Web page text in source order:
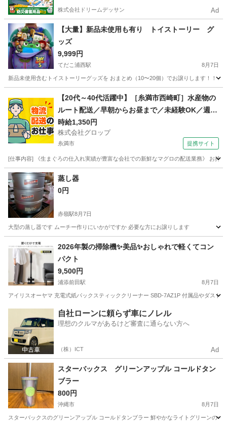
株式会社ドリームデッサン Ad
【大量】新品未使用も有り トイストーリー グ
ッズ
9,999円
てだこ浦西駅 8月7日
新品未使用含むトイストーリーグッズを おまとめ（10〜20個）でお譲りします！！
てだこ浦西駅 その他
【20代～40代活躍中】［糸満市西崎町］水産物の
ルート配送／早朝からお昼まで／未経験OK／週休
2日／時給1,350円＋ガソリン代／正社員登用前提
時給1,350円
株式会社グロップ
糸満市 提携サイト
[仕事内容] 《生まぐろの仕入れ実績が豊富な会社での新鮮なマグロの配送業務》 お持
沖縄 糸満市 ドライバー
蒸し器
0円
赤嶺駅8月7日
大型の蒸し器です ムーチー作りにいかがですか 必要な方にお譲りします
沖縄 糸満市 赤嶺駅 調理器具
2026年製の掃除機✨美品✨おしゃれで軽くてコン
パクト
9,500円
浦添前田駅 8月7日
アイリスオーヤマ 充電式紙パックスティッククリーナー SBD-7AZ1P 付属品やダス
浦添前田駅 掃除用具 SBD
自社ローンに頼らず車にノレル
理想のクルマがあるけど審査に通らない方へ
（株）ICT Ad
スターバックス グリーンアップル コールドタン
ブラー
800円
沖縄市 8月7日
スターバックスのグリーンアップル コールドタンブラー 鮮やかなライトグリーンの